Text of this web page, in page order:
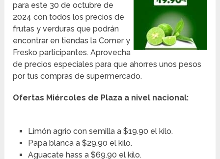
para este 30 de octubre de
2024 con todos los precios de
frutas y verduras que podrán
encontrar en tiendas la Comer y
Fresko participantes. Aprovecha
de precios especiales para que ahorres unos pesos
por tus compras de supermercado.
Ofertas Miércoles de Plaza a nivel nacional:
Limón agrio con semilla a $19.90 el kilo.
Papa blanca a $29.90 el kilo.
Aguacate hass a $69.90 el kilo.